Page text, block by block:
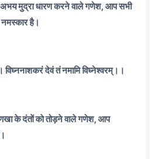
मुद्रा धारण करने वाले गणेश, आप सभी
है।
देवं तं नमामि विघ्नेश्वरम्।।
के दंतों को तोड़ने वाले गणेश, आप